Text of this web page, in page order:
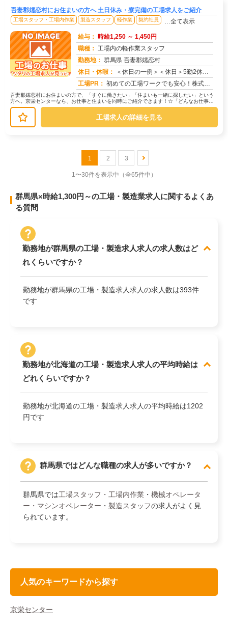
吾妻郡嬬恋村にお住まいの方へ 土日休み・寮完備の工場求人をご紹介
工場スタッフ・工場内作業 製造スタッフ 軽作業 契約社員 …全て表示
給与： 時給1,250 ～ 1,450円
職種： 工場内の軽作業スタッフ
勤務地： 群馬県 吾妻郡嬬恋村
休日・休暇：
＜休日の一例＞＜休日＞5勤2休（工場カレンダーによる）★ＧＷ・夏季・年末年始休暇あり★有給休暇あり※配属先により休...
工場PR： 初めての工場ワークでも安心！株式会社京栄センターなら、全国各地の豊富なお仕事の中から、あなたにぴったりの環境が見つ...
吾妻郡嬬恋村にお住まいの方で、「すぐに働きたい」「住まいも一緒に探したい」という
方へ。京栄センターなら、お仕事と住まいを同時にご紹介できます！☆「どんなお仕事が
あるの？」→ 製造・組立・検査・軽...
工場求人の詳細を見る
1 2 3
1〜30件を表示中 （全65件中）
群馬県×時給1,300円～の工場・製造業求人に関するよくあ
る質問
勤務地が群馬県の工場・製造求人求人の求人数はど
れくらいですか？
勤務地が群馬県の工場・製造求人求人の求人数は393件
です
勤務地が北海道の工場・製造求人求人の平均時給は
どれくらいですか？
勤務地が北海道の工場・製造求人求人の平均時給は1202
円です
群馬県ではどんな職種の求人が多いですか？
群馬県では工場スタッフ・工場内作業 ・ 機械オペレータ
ー・マシンオペレーター ・ 製造スタッフの求人がよく見
られています。
人気のキーワードから探す
京栄センター